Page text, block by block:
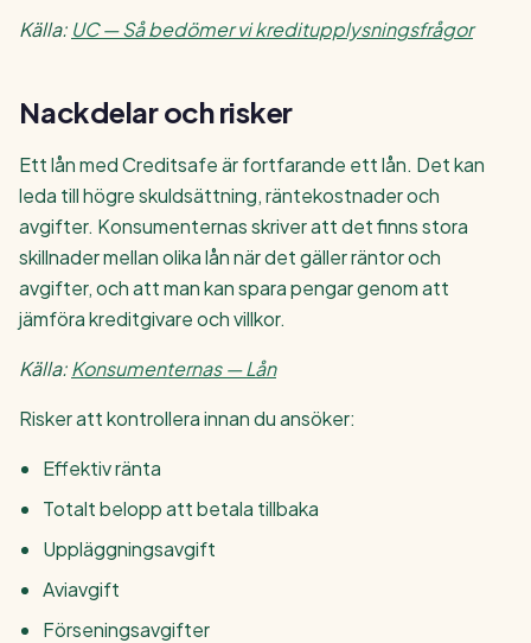
Källa: UC — Så bedömer vi kreditupplysningsfrågor
Nackdelar och risker
Ett lån med Creditsafe är fortfarande ett lån. Det kan
leda till högre skuldsättning, räntekostnader och
avgifter. Konsumenternas skriver att det finns stora
skillnader mellan olika lån när det gäller räntor och
avgifter, och att man kan spara pengar genom att
jämföra kreditgivare och villkor.
Källa:Konsumenternas — Lån
Risker att kontrollera innan du ansöker:
Effektiv ränta
Totalt belopp att betala tillbaka
Uppläggningsavgift
Aviavgift
Förseningsavgifter